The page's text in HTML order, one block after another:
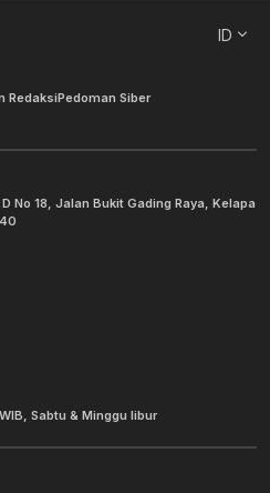
ID
RedaksiPedoman Siber
No 18, Jalan Bukit Gading Raya, Kelapa
Sabtu & Minggu libur